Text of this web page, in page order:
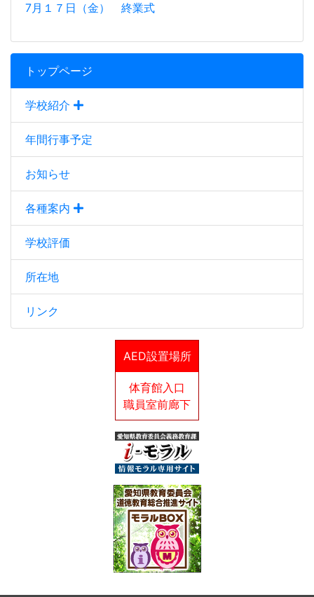
トップページ
学校紹介
年間行事予定
お知らせ
各種案内
学校評価
所在地
リンク
AED設置場所
体育館入口
職員室前廊下
7月１７日（金） 終業式